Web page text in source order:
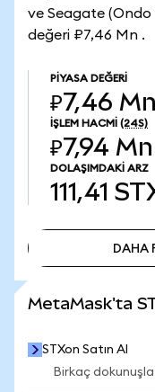
ve Seagate
değeri ₽7,46 Mn .
PIYASA DEĞERI
₽7,46 Mn
İŞLEM HACMI (24S)
₽7,94 Mn
DOLAŞIMDAKI ARZ
111,41
DAHA
MetaMask'ta
STXon Satın Al
Birkaç dokunuşla